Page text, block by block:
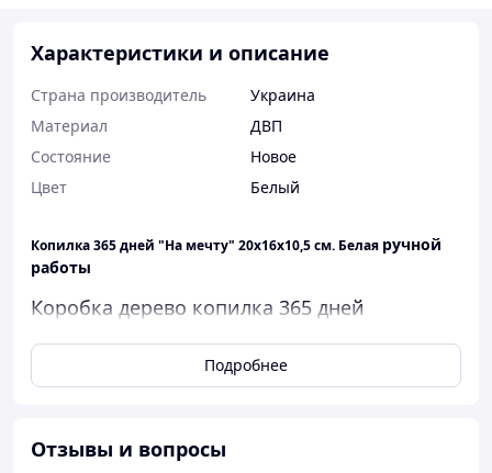
Характеристики и описание
Страна производитель
Украина
Материал
ДВП
Состояние
Новое
Цвет
Белый
Копилка 365 дней "На мечту" 20х16х10,5 см. Белая ручной
работы
Коробка дерево копилка 365 дней
на мечту 66 тысяч 795 грн,
Подробнее
Отзывы и вопросы